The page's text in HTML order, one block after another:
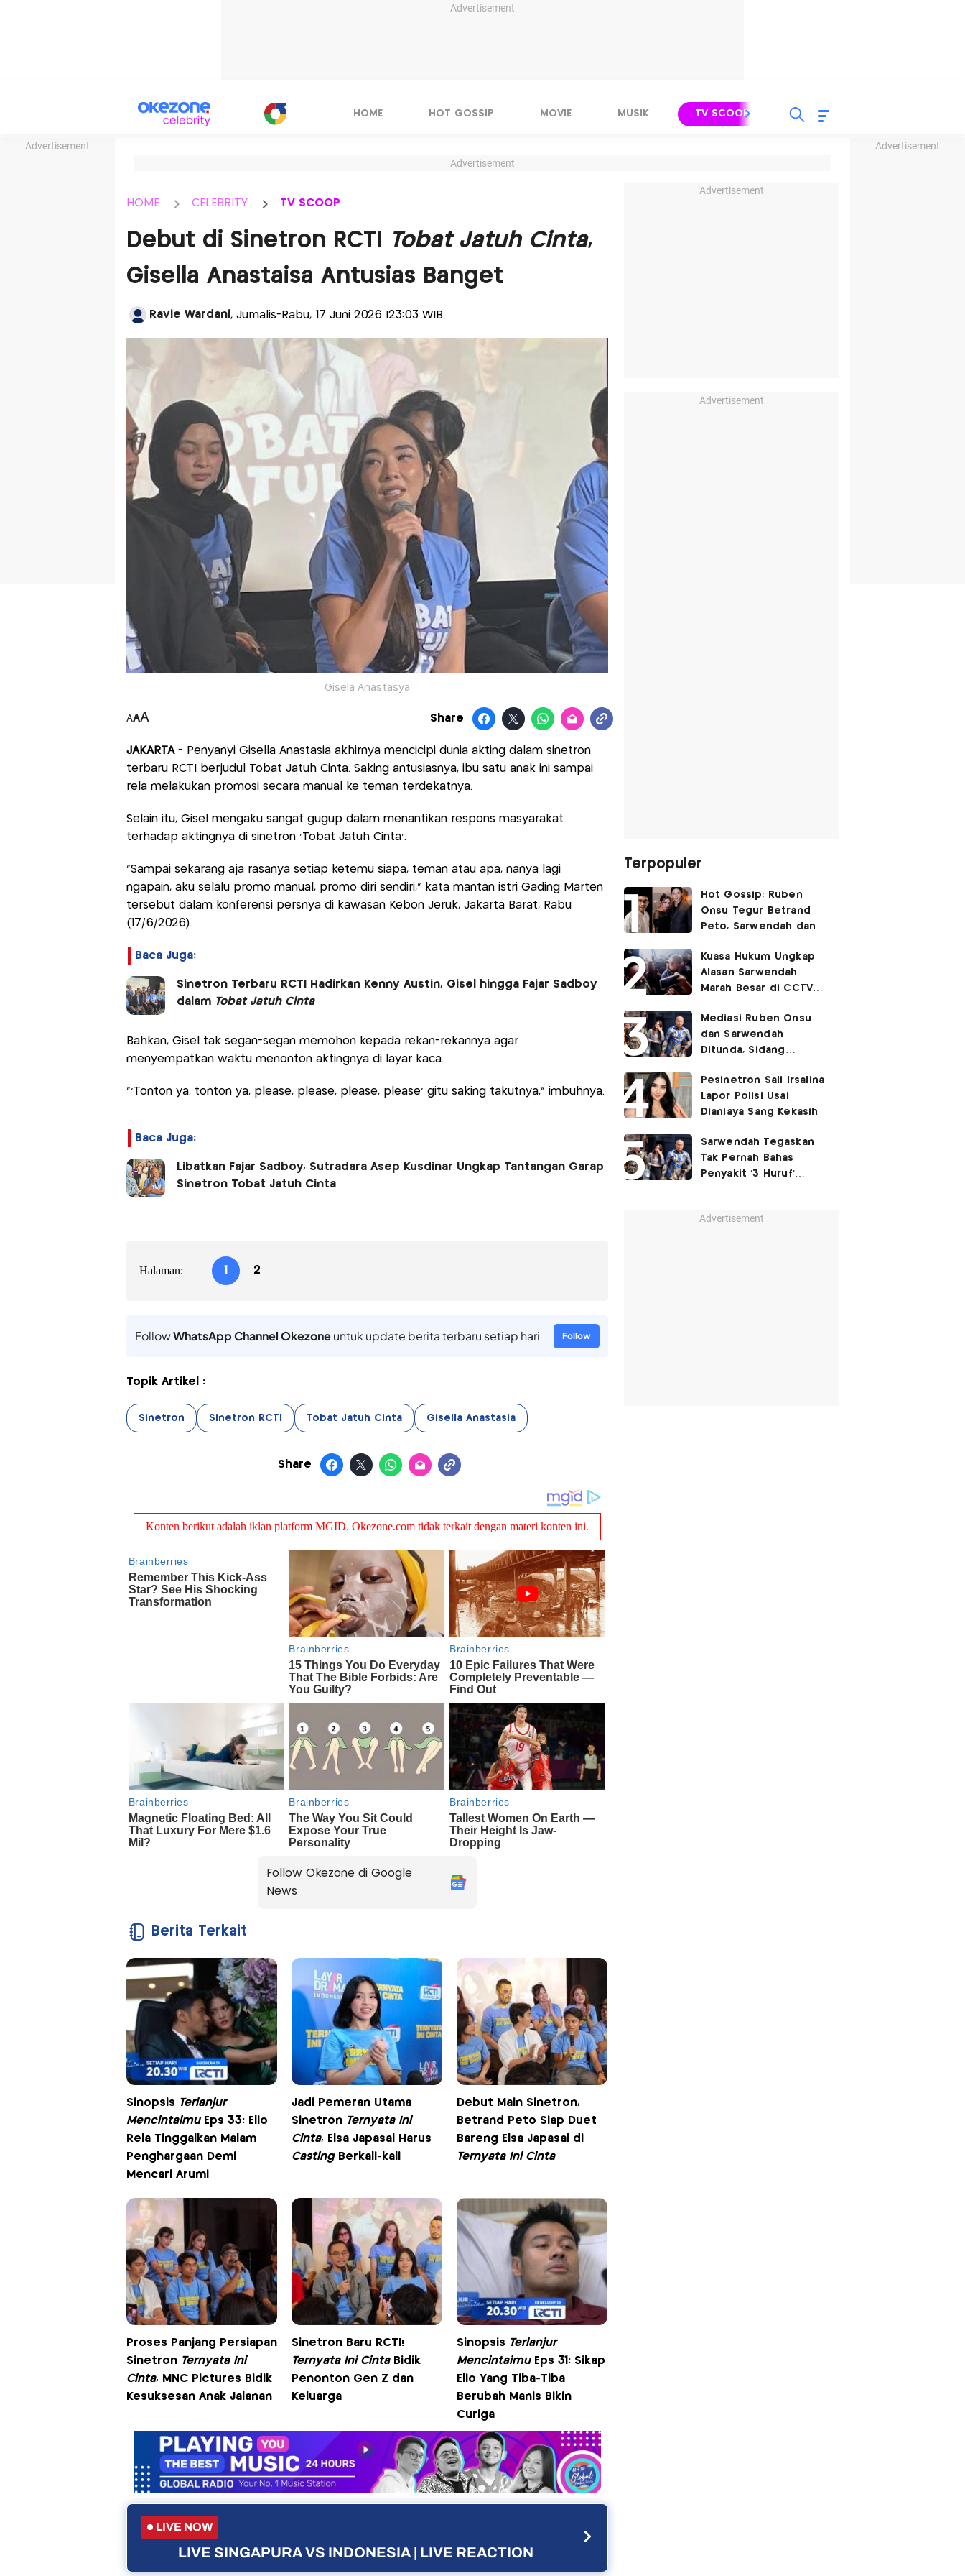
Advertisement
Advertisement Advertisement
HOME HOT GOSSIP MOVIE MUSIK TV SCOOP LIRIK
Advertisement
HOME CELEBRITY TV SCOOP
Debut di Sinetron RCTI Tobat Jatuh Cinta,
Gisella Anastaisa Antusias Banget
Ravie Wardani, Jurnalis-Rabu, 17 Juni 2026 |23:03 WIB
Gisela Anastasya
AAA Share
JAKARTA- Penyanyi Gisella Anastasia akhirnya mencicipi dunia akting dalam sinetron
terbaru RCTI berjudul Tobat Jatuh Cinta. Saking antusiasnya, ibu satu anak ini sampai
rela melakukan promosi secara manual ke teman terdekatnya.
Selain itu, Gisel mengaku sangat gugup dalam menantikan respons masyarakat
terhadap aktingnya di sinetron ‘Tobat Jatuh Cinta’.
"Sampai sekarang aja rasanya setiap ketemu siapa, teman atau apa, nanya lagi
ngapain, aku selalu promo manual, promo diri sendiri," kata mantan istri Gading Marten
tersebut dalam konferensi persnya di kawasan Kebon Jeruk, Jakarta Barat, Rabu
(17/6/2026).
Baca Juga:
Sinetron Terbaru RCTI Hadirkan Kenny Austin, Gisel hingga Fajar Sadboy
dalam Tobat Jatuh Cinta
Bahkan, Gisel tak segan-segan memohon kepada rekan-rekannya agar
menyempatkan waktu menonton aktingnya di layar kaca.
"'Tonton ya, tonton ya, please, please, please, please' gitu saking takutnya," imbuhnya.
Baca Juga:
Libatkan Fajar Sadboy, Sutradara Asep Kusdinar Ungkap Tantangan Garap
Sinetron Tobat Jatuh Cinta
Halaman: 1 2
FollowWhatsApp Channel Okezoneuntuk update berita terbaru setiap hari Follow
Topik Artikel :
Sinetron Sinetron RCTI Tobat Jatuh Cinta Gisella Anastasia
Share
Follow Okezone di Google
News
Berita Terkait
Sinopsis Terlanjur
MencintaimuEps 33: Elio
Rela Tinggalkan Malam
Penghargaan Demi
Mencari Arumi
Jadi Pemeran Utama
Sinetron Ternyata Ini
Cinta, Elsa Japasal Harus
CastingBerkali-kali
Debut Main Sinetron,
Betrand Peto Siap Duet
Bareng Elsa Japasal di
Ternyata Ini Cinta
Proses Panjang Persiapan
Sinetron Ternyata Ini
Cinta, MNC Pictures Bidik
Kesuksesan Anak Jalanan
Sinetron Baru RCTI!
Ternyata Ini CintaBidik
Penonton Gen Z dan
Keluarga
Sinopsis Terlanjur
MencintaimuEps 31: Sikap
Elio Yang Tiba-Tiba
Berubah Manis Bikin
Curiga
LIVE NOW
LIVE SINGAPURA VS INDONESIA | LIVE REACTION
Advertisement
Advertisement
Terpopuler
Hot Gossip: Ruben
Onsu Tegur Betrand
Peto, Sarwendah dan
Kemesraan
Kuasa Hukum Ungkap
Alasan Sarwendah
Marah Besar di CCTV
Kecewa Mendalam
Mediasi Ruben Onsu
dan Sarwendah
Ditunda, Sidang
Pesinetron Sali Irsalina
Lapor Polisi Usai
Dianiaya Sang Kekasih
Sarwendah Tegaskan
Tak Pernah Bahas
Penyakit '3 Huruf'
Advertisement